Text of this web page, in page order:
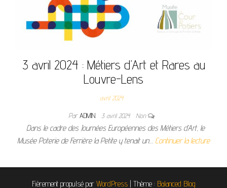
3 avril 2024 : Métiers d’Art et Rares au
Louvre-Lens
avril 2024
ParADMIN 3 avril 2024 Non
Dans le cadre des Journées Européennes des Métiers d’Art, le
Musée Poterie de Ferrière la Petite y tenait un… Continuer la lecture
Fièrement propulsé par WordPress | Thème : Balanced Blog